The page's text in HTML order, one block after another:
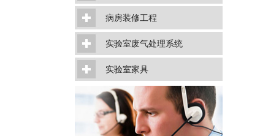
病房装修工程
实验室废气处理系统
实验室家具